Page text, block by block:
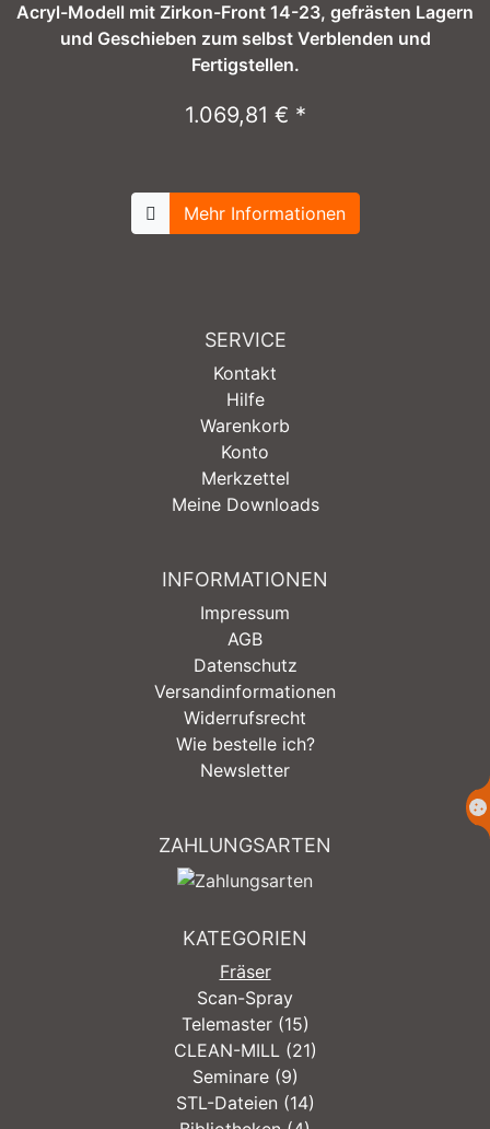
Acryl-Modell mit Zirkon-Front 14-23, gefrästen Lagern
und Geschieben zum selbst Verblenden und
Fertigstellen.
1.069,81 € *
Mehr Informationen
SERVICE
Kontakt
Hilfe
Warenkorb
Konto
Merkzettel
Meine Downloads
INFORMATIONEN
Impressum
AGB
Datenschutz
Versandinformationen
Widerrufsrecht
Wie bestelle ich?
Newsletter
ZAHLUNGSARTEN
KATEGORIEN
Fräser
Scan-Spray
Telemaster (15)
CLEAN-MILL (21)
Seminare (9)
STL-Dateien (14)